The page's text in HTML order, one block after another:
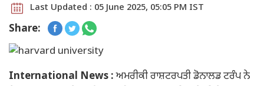
Last Updated : 05 June 2025, 05:05 PM IST
Share:
International News :ਅਮਰੀਕੀ ਰਾਸ਼ਟਰਪਤੀ ਡੋਨਾਲਡ ਟਰੰਪ ਨੇ